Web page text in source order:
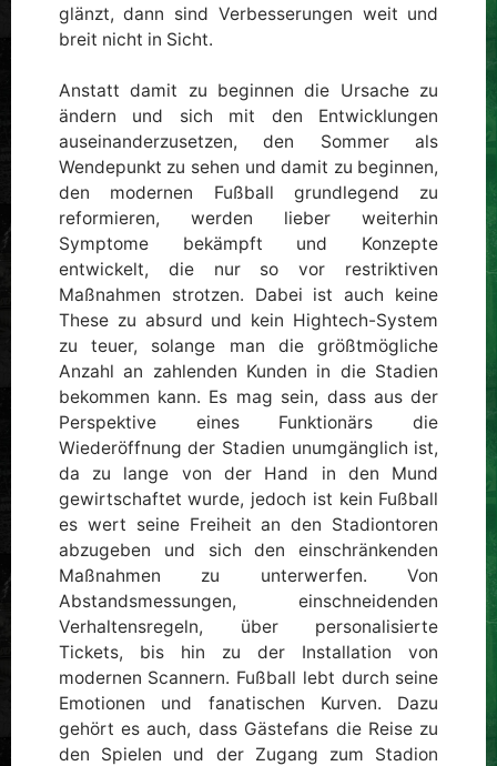
glänzt, dann sind Verbesserungen weit und
breit nicht in Sicht.
Anstatt damit zu beginnen die Ursache zu
ändern und sich mit den Entwicklungen
auseinanderzusetzen, den Sommer als
Wendepunkt zu sehen und damit zu beginnen,
den modernen Fußball grundlegend zu
reformieren, werden lieber weiterhin
Symptome bekämpft und Konzepte
entwickelt, die nur so vor restriktiven
Maßnahmen strotzen. Dabei ist auch keine
These zu absurd und kein Hightech-System
zu teuer, solange man die größtmögliche
Anzahl an zahlenden Kunden in die Stadien
bekommen kann. Es mag sein, dass aus der
Perspektive eines Funktionärs die
Wiederöffnung der Stadien unumgänglich ist,
da zu lange von der Hand in den Mund
gewirtschaftet wurde, jedoch ist kein Fußball
es wert seine Freiheit an den Stadiontoren
abzugeben und sich den einschränkenden
Maßnahmen zu unterwerfen. Von
Abstandsmessungen, einschneidenden
Verhaltensregeln, über personalisierte
Tickets, bis hin zu der Installation von
modernen Scannern. Fußball lebt durch seine
Emotionen und fanatischen Kurven. Dazu
gehört es auch, dass Gästefans die Reise zu
den Spielen und der Zugang zum Stadion